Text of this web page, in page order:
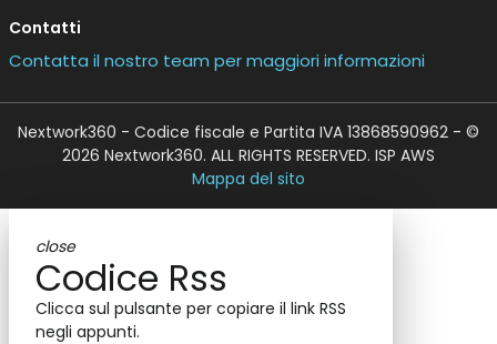
Contatti
Contatta il nostro team per maggiori informazioni
Nextwork360 - Codice fiscale e Partita IVA 13868590962 - ©
2026 Nextwork360. ALL RIGHTS RESERVED. ISP AWS
Mappa del sito
close
Codice Rss
Clicca sul pulsante per copiare il link RSS
negli appunti.